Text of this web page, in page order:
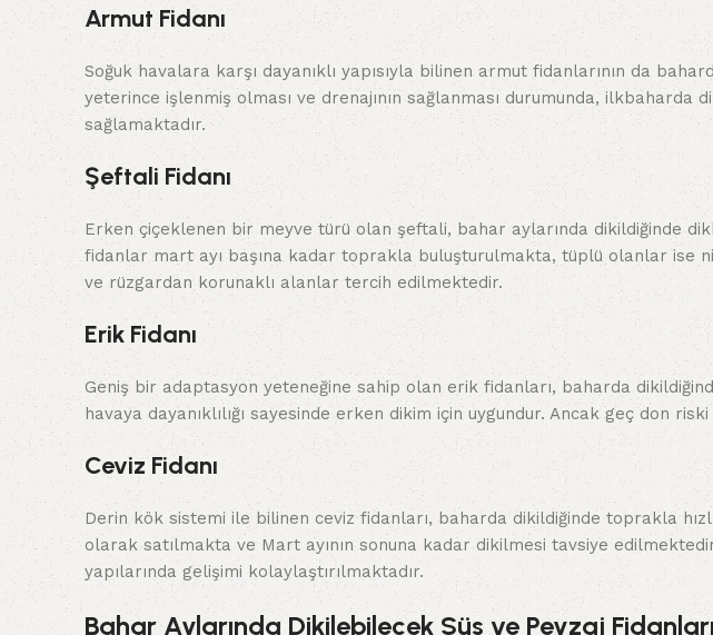
Armut Fidanı
Soğuk havalara karşı dayanıklı yapısıyla bilinen armut fidanlarının da
yeterince işlenmiş olması ve drenajının sağlanması durumunda, ilkbaharda
sağlamaktadır.
Şeftali Fidanı
Erken çiçeklenen bir meyve türü olan şeftali, bahar aylarında dikildiğinde
fidanlar mart ayı başına kadar toprakla buluşturulmakta, tüplü olanlar ise
ve rüzgardan korunaklı alanlar tercih edilmektedir.
Erik Fidanı
Geniş bir adaptasyon yeteneğine sahip olan erik fidanları, baharda
havaya dayanıklılığı sayesinde erken dikim için uygundur. Ancak geç don
Ceviz Fidanı
Derin kök sistemi ile bilinen ceviz fidanları, baharda dikildiğinde toprakla
olarak satılmakta ve Mart ayının sonuna kadar dikilmesi tavsiye
yapılarında gelişimi kolaylaştırılmaktadır.
Bahar Aylarında Dikilebilecek Süs ve Peyzaj Fidanları